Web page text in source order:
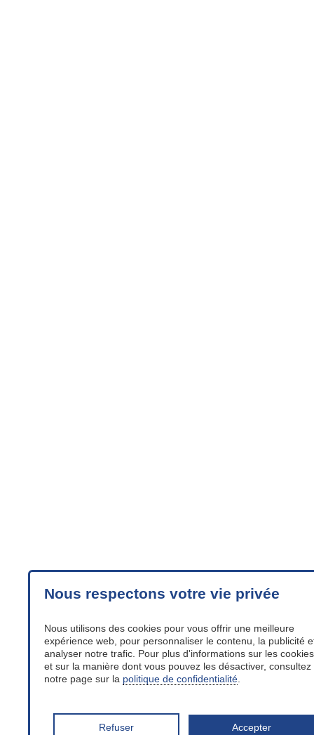
Nous respectons votre vie privée
Nous utilisons des cookies pour vous offrir une meilleure
expérience web, pour personnaliser le contenu, la publicité
analyser notre trafic. Pour plus d'informations sur les cookies
et sur la manière dont vous pouvez les désactiver, consultez
notre page sur la politique de confidentialité.
Refuser Accepter